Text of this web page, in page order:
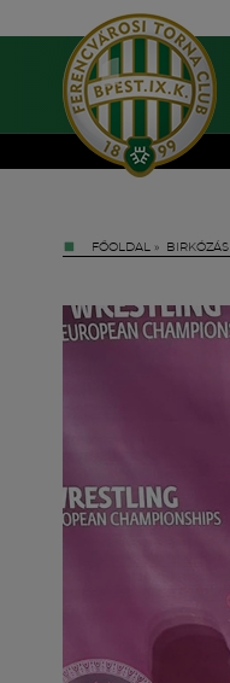
FŐOLDAL » BIRKÓZÁS